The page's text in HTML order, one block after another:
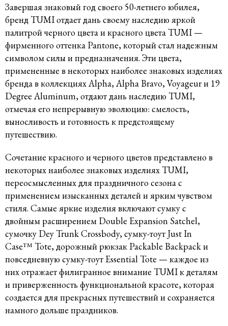
Завершая знаковый год своего 50-летнего юбилея,
бренд TUMI отдает дань своему наследию яркой
палитрой черного цвета и красного цвета TUMI —
фирменного оттенка Pantone, который стал надежным
символом силы и предназначения. Эти цвета,
примененные в некоторых наиболее знаковых изделиях
бренда в коллекциях Alpha, Alpha Bravo, Voyageur и 19
Degree Aluminum, отдают дань наследию TUMI,
отмечая его непрерывную эволюцию: смелость,
выносливость и готовность к предстоящему
путешествию.
Сочетание красного и черного цветов представлено в
некоторых наиболее знаковых изделиях TUMI,
переосмысленных для праздничного сезона с
применением изысканных деталей и ярким чувством
стиля. Самые яркие изделия включают сумку с
двойным расширением Double Expansion Satchel,
сумочку Dey Trunk Crossbody, сумку-тоут Just In
Case™ Tote, дорожный рюкзак Packable Backpack и
повседневную сумку-тоут Essential Tote — каждое из
них отражает филигранное внимание TUMI к деталям
и приверженность функциональной красоте, которая
создается для прекрасных путешествий и сохраняется
намного дольше праздников.